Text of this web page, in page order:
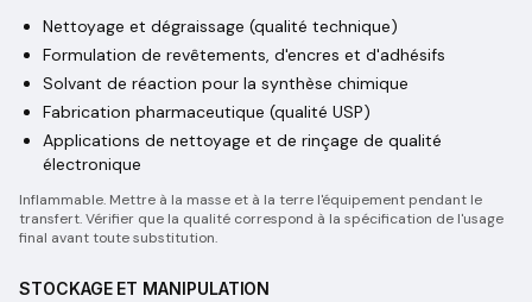
Nettoyage et dégraissage (qualité technique)
Formulation de revêtements, d'encres et d'adhésifs
Solvant de réaction pour la synthèse chimique
Fabrication pharmaceutique (qualité USP)
Applications de nettoyage et de rinçage de qualité
électronique
Inflammable. Mettre à la masse et à la terre l'équipement pendant le
transfert. Vérifier que la qualité correspond à la spécification de l'usage
final avant toute substitution.
STOCKAGE ET MANIPULATION